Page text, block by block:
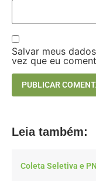
Salvar meus
vez que eu
Leia também:
Coleta Seletiva e